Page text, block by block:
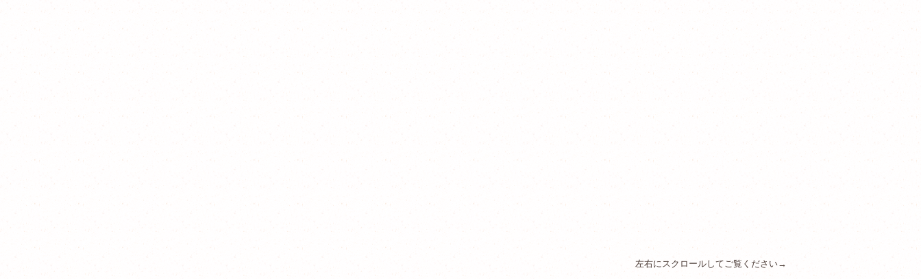
左右にスクロールしてご覧ください→